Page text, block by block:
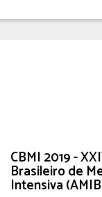
CBMI 2019 -
Brasileiro de
Intensiva